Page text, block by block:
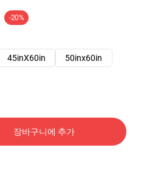
-20%
45inX60in
50inx60in
장바구니에 추가